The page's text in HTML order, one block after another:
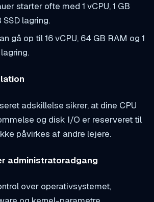
starter ofte med 1 vCPU, 1 GB
lagring.
gå op til 16 vCPU, 64 GB RAM og 1
adskillelse sikrer, at dine CPU
og disk I/O er reserveret til
påvirkes af andre lejere.
administratoradgang
over operativsystemet,